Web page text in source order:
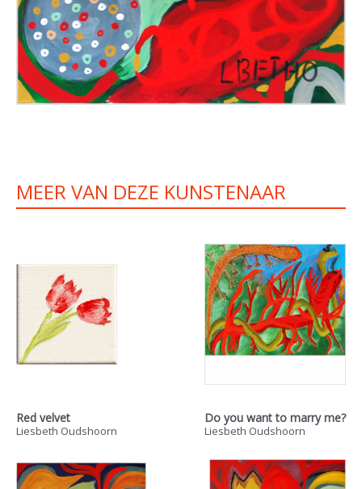
MEER VAN DEZE KUNSTENAAR
Red velvet
Liesbeth Oudshoorn
Do you want to marry me?
Liesbeth Oudshoorn